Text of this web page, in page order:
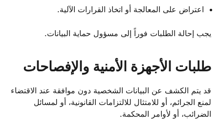
اعتراض على المعالجة أو اتخاذ القرارات الآلية.
يجب إحالة الطلبات فوراً إلى مسؤول حماية البيانات.
طلبات الأجهزة الأمنية والإفصاحات
قد يتم الكشف عن البيانات الشخصية دون موافقة عند الاقتضاء
لمنع الجرائم، أو للامتثال للالتزامات القانونية، أو لمسائل
الضرائب، أو لأوامر المحكمة.